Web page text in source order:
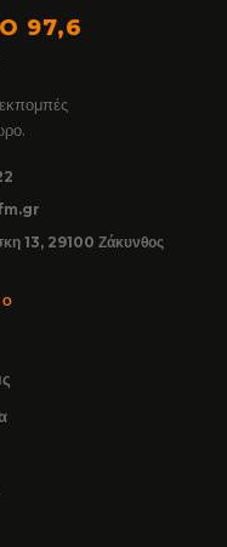
97,6
13, 29100 Ζάκυνθος